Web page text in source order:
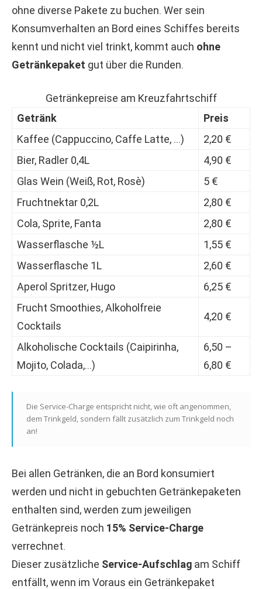
ohne diverse Pakete zu buchen. Wer sein
Konsumverhalten an Bord eines Schiffes bereits
kennt und nicht viel trinkt, kommt auch ohne
Getränkepaket gut über die Runden.
Getränkepreise am Kreuzfahrtschiff
Getränk
Preis
Kaffee (Cappuccino, Caffe Latte, …)
2,20 €
Bier, Radler 0,4L
4,90 €
Glas Wein (Weiß, Rot, Rosè)
5 €
Fruchtnektar 0,2L
2,80 €
Cola, Sprite, Fanta
2,80 €
Wasserflasche ½L
1,55 €
Wasserflasche 1L
2,60 €
Aperol Spritzer, Hugo
6,25 €
Frucht Smoothies, Alkoholfreie
Cocktails
4,20 €
Alkoholische Cocktails (Caipirinha,
Mojito, Colada,…)
6,50 –
6,80 €
Die Service-Charge entspricht nicht, wie oft angenommen,
dem Trinkgeld, sondern fällt zusätzlich zum Trinkgeld noch
an!
Bei allen Getränken, die an Bord konsumiert
werden und nicht in gebuchten Getränkepaketen
enthalten sind, werden zum jeweiligen
Getränkepreis noch 15% Service-Charge
verrechnet.
Dieser zusätzliche Service-Aufschlag am Schiff
entfällt, wenn im Voraus ein Getränkepaket